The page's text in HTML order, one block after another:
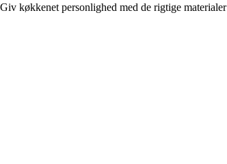
Giv køkkenet personlighed med de rigtige materialer